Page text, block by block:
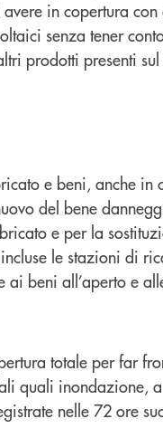
in copertura con
senza tener
prodotti presenti
e beni, anche in
del bene
e per la
le stazioni di
ai beni all’aperto e
totale per far
quali inondazione,
nelle 72 ore